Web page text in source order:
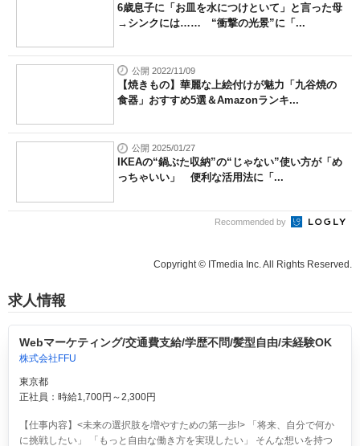
6歳息子に「お皿を水につけといて」と言った母
→シンクには…… “衝撃の光景”に「...
公開 2022/11/09
【焼きもの】華麗な上絵付けが魅力「九谷焼の
食器」おすすめ5選＆Amazonランキ...
公開 2025/01/27
IKEAの“鍋ぶた収納”の“じゃない”使い方が「め
っちゃいい」 便利な活用法に「...
Recommended by
Copyright © ITmedia Inc. All Rights Reserved.
求人情報
Webマーケティング/交通費支給/学歴不問/髪型自由/未経験OK
株式会社FFU
東京都
正社員：時給1,700円～2,300円
【仕事内容】<未来の選択肢を増やすための第一歩!> 「将来、自分で何か
に挑戦したい」 「もっと自由な働き方を実現したい」 そんな想いを持つ